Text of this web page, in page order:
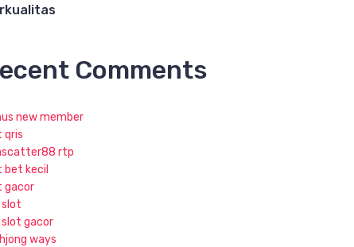
Comments
new member
qris
rtp
bet kecil
gacor
slot
slot gacor
ways